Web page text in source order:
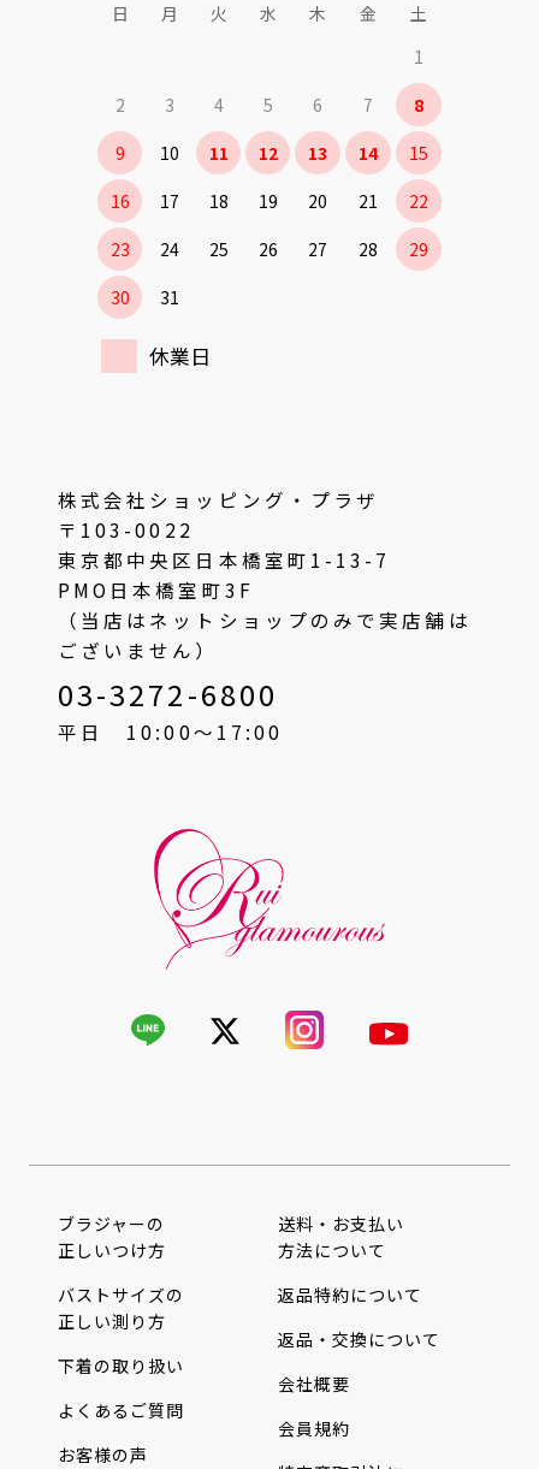
日
月 火 水 木 金
土
1
2
3 4 5 6 7
8
9
10 11 12 13 14
15
16
17 18 19 20 21
22
23
24 25 26 27 28
29
30
31
休業日
株式会社ショッピング・プラザ
〒103-0022
東京都中央区日本橋室町1-13-7
PMO日本橋室町3F
（当店はネットショップのみで実店舗は
ございません）
03-3272-6800
平日 10:00〜17:00
ブラジャーの
正しいつけ方
バストサイズの
正しい測り方
下着の取り扱い
よくあるご質問
お客様の声
送料・お支払い
方法について
返品特約について
返品・交換について
会社概要
会員規約